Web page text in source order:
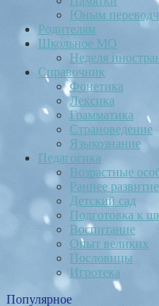
Юным
Родителям
Школьное МО
Неделя
Справочник
Фонетика
Лексика
Грамматика
Страноведение
Языкознание
Педагогика
Возрастные
Раннее развитие
Детский сад
Подготовка к
Воспитание
Опыт великих
Пословицы
Игротека
Популярное